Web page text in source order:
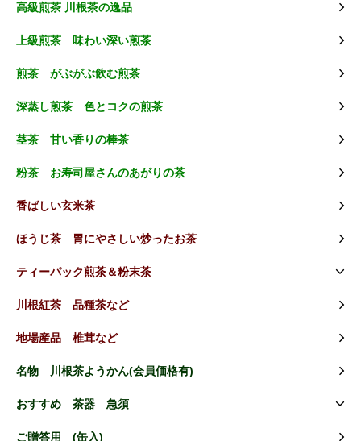
高級煎茶 川根茶の逸品
上級煎茶 味わい深い煎茶
煎茶 がぶがぶ飲む煎茶
深蒸し煎茶 色とコクの煎茶
茎茶 甘い香りの棒茶
粉茶 お寿司屋さんのあがりの茶
香ばしい玄米茶
ほうじ茶 胃にやさしい炒ったお茶
ティーパック煎茶＆粉末茶
川根紅茶 品種茶など
地場産品 椎茸など
名物 川根茶ようかん(会員価格有)
おすすめ 茶器 急須
ご贈答用 (缶入)